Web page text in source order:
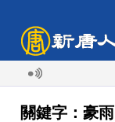
關鍵字：豪雨